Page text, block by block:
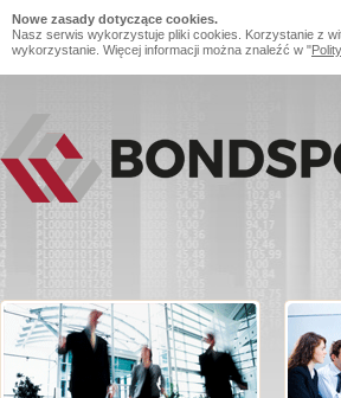
Nowe zasady dotyczące cookies.
Nasz serwis wykorzystuje pliki cookies. Korzystanie z
wykorzystanie. Więcej informacji można znaleźć w "